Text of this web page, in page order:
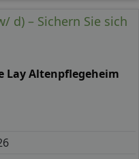
d) – Sichern Sie sich
Lay Altenpflegeheim